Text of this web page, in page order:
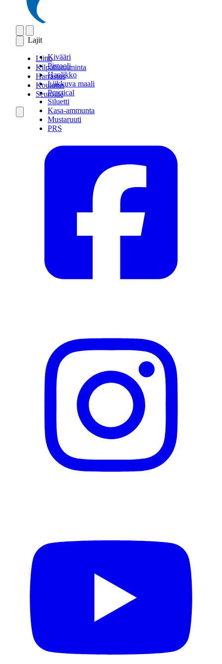
Lajit
Kivääri
Pistooli
Haulikko
Liikkuva maali
Practical
Siluetti
Kasa-ammunta
Mustaruuti
PRS
Liitto
Kilpailutoiminta
Harrastus
Koulutus
Seuroille